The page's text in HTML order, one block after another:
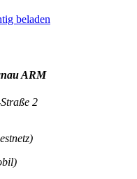
beladen
ARM
2